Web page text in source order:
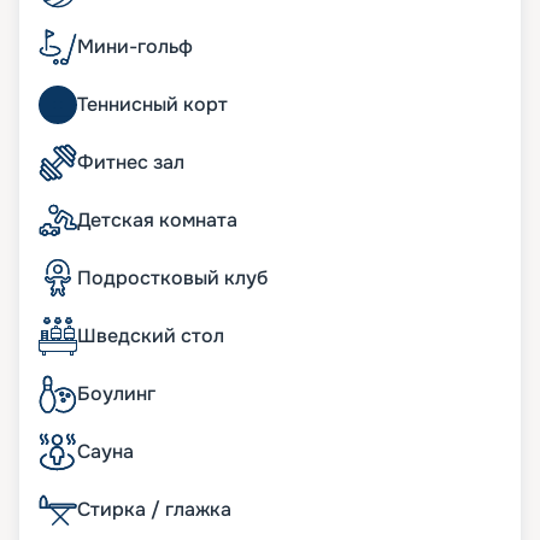
где в вашем распоряжении окажется не только
внушительное пространство на нескольких
уровнях, но также собственная приватная зона
отдыха с джакузи и масса дополнительных
преимуществ.
Развлечения на лайнере
предлагает широкий спектр развлечений на
любой вкус. Здесь имеются зоны отдыха только
для взрослых, где туристы смогут насладиться
спокойным размеренным отдыхом. В
караоке, казино.
Восемь отдельных зон дополняют Центральный
парк и «Королевский променад», где гости могут
прогуляться в окружении экзотических живых
самобытных ресторанчиков с уникальной
Мини-гольф
Теннисный корт
Фитнес зал
Детская комната
Подростковый клуб
Шведский стол
Боулинг
Сауна
Стирка / глажка